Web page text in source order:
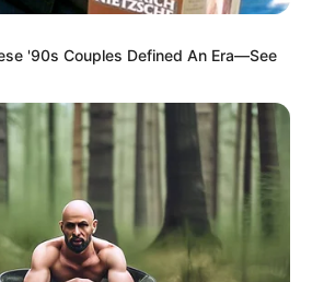
'90s Couples Defined An Era—See